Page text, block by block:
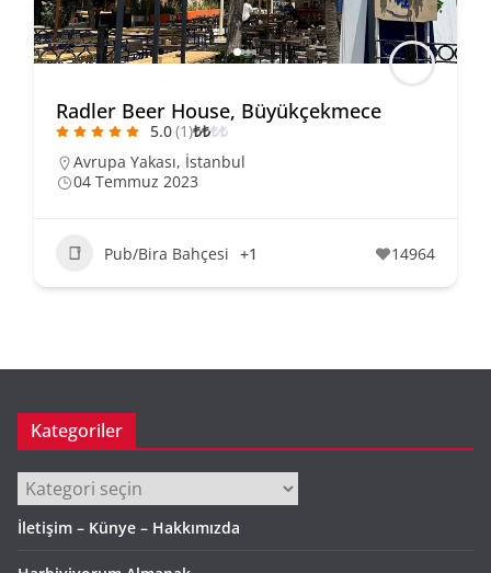
Radler Beer House, Büyükçekmece
5.0(1)₺₺₺₺
Avrupa Yakası, İstanbul
04 Temmuz 2023
Pub/Bira Bahçesi +1 14964
Kategoriler
Kategoriler
İletişim – Künye – Hakkımızda